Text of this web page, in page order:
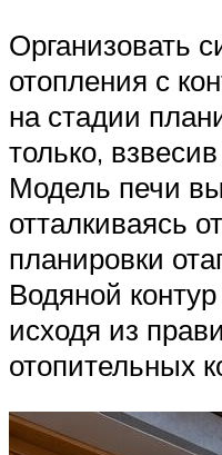
Организовать
отопления с
на стадии
только,
Модель печи
отталкиваясь
планировки
Водяной
исходя из
отопительных